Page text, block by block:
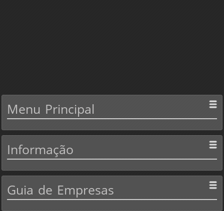
Menu Principal
Informação
Guia de Empresas